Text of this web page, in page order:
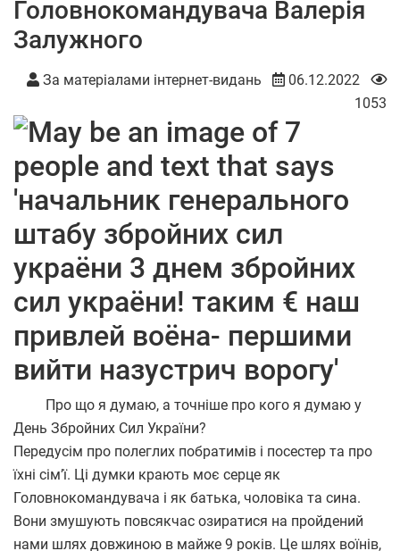
Головнокомандувача Валерія
Залужного
За матеріалами інтернет-видань
06.12.2022
1053
Про що я думаю, а точніше про кого я думаю у
День Збройних Сил України?
Передусім про полеглих побратимів і посестер та про
їхні сімʼї. Ці думки крають моє серце як
Головнокомандувача і як батька, чоловіка та сина.
Вони змушують повсякчас озиратися на пройдений
нами шлях довжиною в майже 9 років. Це шлях воїнів,